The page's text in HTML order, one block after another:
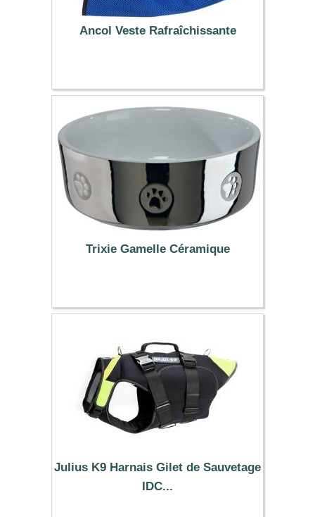
Ancol Veste Rafraîchissante
18.99 €
Trixie Gamelle Céramique
7.99 €
Julius K9 Harnais Gilet de Sauvetage
IDC...